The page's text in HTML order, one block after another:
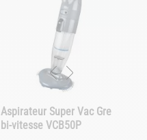
Aspirateur Super Vac Gre
bi-vitesse VCB50P